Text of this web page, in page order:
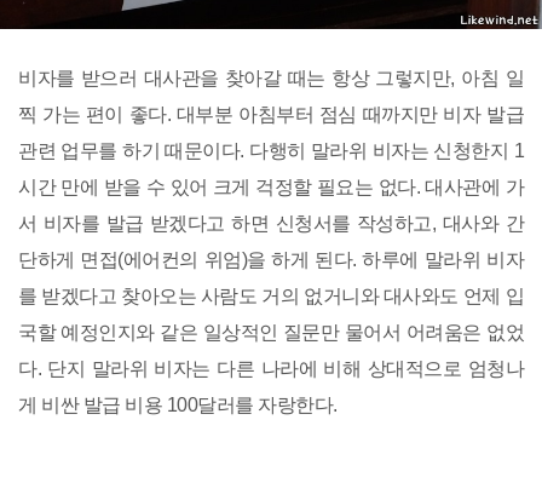
비자를 받으러 대사관을 찾아갈 때는 항상 그렇지만, 아침 일
찍 가는 편이 좋다. 대부분 아침부터 점심 때까지만 비자 발급
관련 업무를 하기 때문이다. 다행히 말라위 비자는 신청한지 1
시간 만에 받을 수 있어 크게 걱정할 필요는 없다. 대사관에 가
서 비자를 발급 받겠다고 하면 신청서를 작성하고, 대사와 간
단하게 면접(에어컨의 위엄)을 하게 된다. 하루에 말라위 비자
를 받겠다고 찾아오는 사람도 거의 없거니와 대사와도 언제 입
국할 예정인지와 같은 일상적인 질문만 물어서 어려움은 없었
다. 단지 말라위 비자는 다른 나라에 비해 상대적으로 엄청나
게 비싼 발급 비용 100달러를 자랑한다.